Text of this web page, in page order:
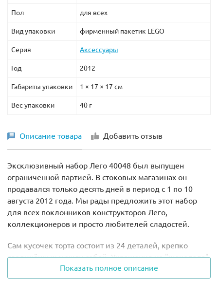
Пол для всех
Вид упаковки фирменный пакетик LEGO
Серия Аксессуары
Год 2012
Габариты упаковки 1 × 17 × 17 см
Вес упаковки 40 г
Описание товара Добавить отзыв
Эксклюзивный набор Лего 40048 был выпущен
ограниченной партией. В стоковых магазинах он
продавался только десять дней в период с 1 по 10
августа 2012 года. Мы рады предложить этот набор
для всех поклонников конструкторов Лего,
коллекционеров и просто любителей сладостей.
Сам кусочек торта состоит из 24 деталей, крепко
соединённых между собой. Украшения из "шоколада"
и синий поднос смотрятся очень мило и органично.
Показать полное описание